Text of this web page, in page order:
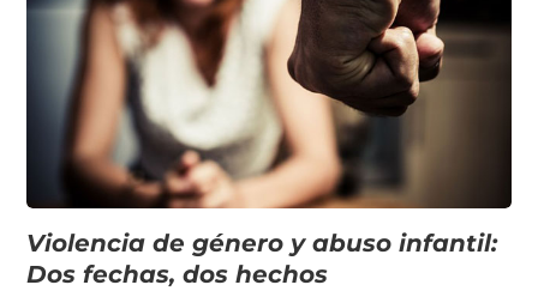
Violencia de género y abuso infantil:
Dos fechas, dos hechos